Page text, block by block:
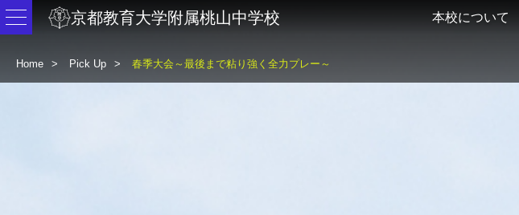
京都教育大学附属桃山中学校 本校について
Home Pick Up 春季大会～最後まで粘り強く全力プレー～